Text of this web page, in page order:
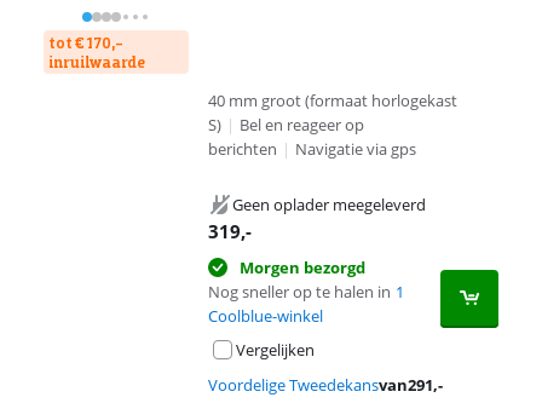
tot € 170,-
inruilwaarde
40 mm groot (formaat horlogekast
S) | Bel en reageer op
berichten | Navigatie via gps
Geen oplader meegeleverd
319,-
Morgen bezorgd
Nog sneller op te halen in 1
Coolblue-winkel
Vergelijken
Voordelige Tweedekansvan291,-